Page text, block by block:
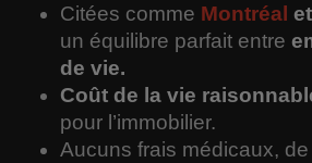
Citées comme Montréal et
un équilibre parfait entre
de vie.
Coût de la vie
pour l’immobilier.
Aucuns frais médicaux,